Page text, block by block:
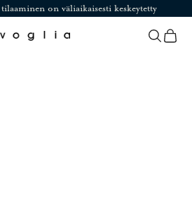
on väliaikaisesti keskeytetty
Voglia Search
Cart